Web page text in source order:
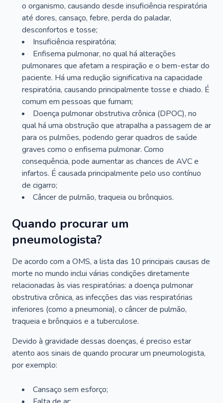
o organismo, causando desde insuficiência respiratória
até dores, cansaço, febre, perda do paladar,
desconfortos e tosse;
Insuficiência respiratória;
Enfisema pulmonar, no qual há alterações
pulmonares que afetam a respiração e o bem-estar do
paciente. Há uma redução significativa na capacidade
respiratória, causando principalmente tosse e chiado. É
comum em pessoas que fumam;
Doença pulmonar obstrutiva crônica (DPOC), no
qual há uma obstrução que atrapalha a passagem de ar
para os pulmões, podendo gerar quadros de saúde
graves como o enfisema pulmonar. Como
consequência, pode aumentar as chances de AVC e
infartos. É causada principalmente pelo uso contínuo
de cigarro;
Câncer de pulmão, traqueia ou brônquios.
Quando procurar um
pneumologista?
De acordo com a OMS, a lista das 10 principais causas de
morte no mundo inclui várias condições diretamente
relacionadas às vias respiratórias: a doença pulmonar
obstrutiva crônica, as infecções das vias respiratórias
inferiores (como a pneumonia), o câncer de pulmão,
traqueia e brônquios e a tuberculose.
Devido à gravidade dessas doenças, é preciso estar
atento aos sinais de quando procurar um pneumologista,
por exemplo:
Cansaço sem esforço;